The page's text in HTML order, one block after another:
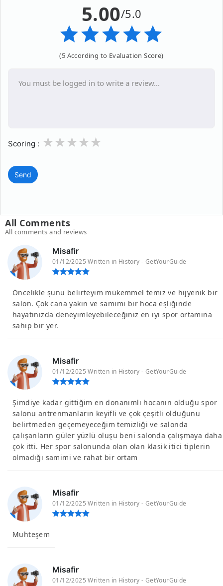
5.00/5.0
(5 According to Evaluation Score)
Scoring : 3
2
1
Send
All Comments
All comments and reviews
Misafir
01/12/2025 Written in History - GetYourGuide
Öncelikle şunu belirteyim mükemmel temiz ve hijyenik bir
salon. Çok cana yakın ve samimi bir hoca eşliğinde
hayatınızda deneyimleyebileceğiniz en iyi spor ortamına
sahip bir yer.
Misafir
01/12/2025 Written in History - GetYourGuide
Şimdiye kadar gittiğim en donanımlı hocanın olduğu spor
salonu antrenmanların keyifli ve çok çeşitli olduğunu
belirtmeden geçemeyeceğim temizliği ve salonda
çalışanların güler yüzlü oluşu beni salonda çalışmaya daha
çok itti. Her spor salonunda olan olan klasik itici tiplerin
olmadığı samimi ve rahat bir ortam
Misafir
01/12/2025 Written in History - GetYourGuide
Muhteşem
Misafir
01/12/2025 Written in History - GetYourGuide